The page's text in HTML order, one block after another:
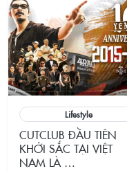
Lifestyle
CUTCLUB ĐẦU TIÊN
KHỞI SẮC TẠI VIỆT
NAM LÀ …